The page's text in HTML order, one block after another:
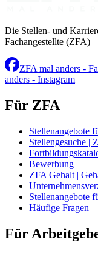
Die Stellen- und
Fachangestellte (ZFA)
ZFA mal anders -
anders - Instagram
Für ZFA
Stellenangebote
Stellengesuche |
Bewerbung
ZFA Gehalt |
Stellenangebote
Häufige Fragen
Für